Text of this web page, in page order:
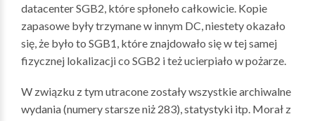
datacenter SGB2, które spłoneło całkowicie. Kopie
zapasowe były trzymane w innym DC, niestety okazało
się, że było to SGB1, które znajdowało się w tej samej
fizycznej lokalizacji co SGB2 i też ucierpiało w pożarze.
W związku z tym utracone zostały wszystkie archiwalne
wydania (numery starsze niż 283), statystyki itp. Morał z